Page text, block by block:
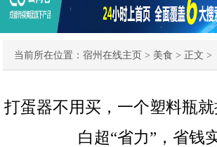
当前所在位置：宿州在线主页 > 美食 > 正文 >
打蛋器不用买，一个塑料瓶
白超“省力”，省钱